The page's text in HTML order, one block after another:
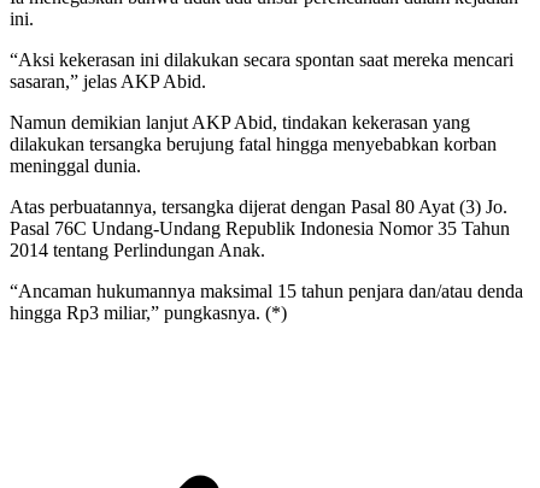
ini.
“Aksi kekerasan ini dilakukan secara spontan saat mereka mencari
sasaran,” jelas AKP Abid.
Namun demikian lanjut AKP Abid, tindakan kekerasan yang
dilakukan tersangka berujung fatal hingga menyebabkan korban
meninggal dunia.
Atas perbuatannya, tersangka dijerat dengan Pasal 80 Ayat (3) Jo.
Pasal 76C Undang-Undang Republik Indonesia Nomor 35 Tahun
2014 tentang Perlindungan Anak.
“Ancaman hukumannya maksimal 15 tahun penjara dan/atau denda
hingga Rp3 miliar,” pungkasnya. (*)